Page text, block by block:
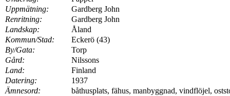
Uppmätning:
Gardberg John
Renritning:
Gardberg John
Landskap:
Åland
Kommun/Stad:
Eckerö (43)
By/Gata:
Torp
Gård:
Nilssons
Land:
Finland
Datering:
1937
Ämnesord:
båthusplats, fähus, manbyggnad, vindflöjel,